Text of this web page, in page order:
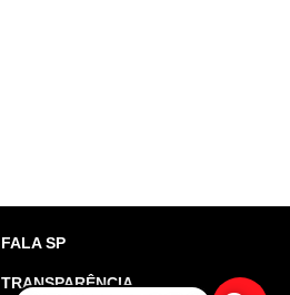
FALA SP
TRANSPARÊNCIA